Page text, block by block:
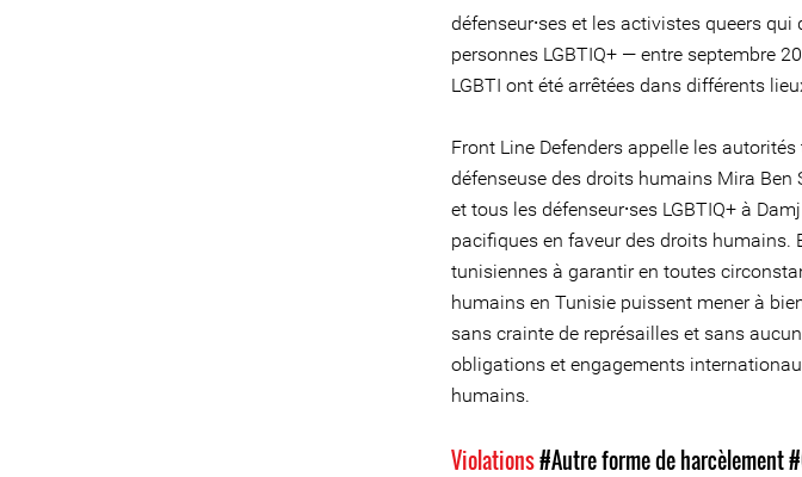
défenseur⸱ses et les activistes queers
personnes LGBTIQ+ — entre septembre
LGBTI ont été arrêtées dans différents
Front Line Defenders appelle les
défenseuse des droits humains Mira Ben
et tous les défenseur⸱ses LGBTIQ+ à
pacifiques en faveur des droits humains.
tunisiennes à garantir en toutes
humains en Tunisie puissent mener à
sans crainte de représailles et sans
obligations et engagements
humains.
Violations#Autre forme de harcèlement